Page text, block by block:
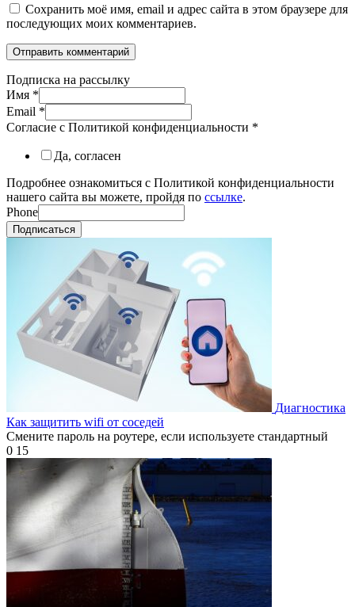
Сохранить моё имя, email и адрес сайта в этом браузере для
последующих моих комментариев.
Подписка на рассылку
Имя *
Email *
Согласие с Политикой конфиденциальности *
Да, согласен
Подробнее ознакомиться с Политикой конфиденциальности
нашего сайта вы можете, пройдя по ссылке.
Phone
Подписаться
Диагностика
Как защитить wifi от соседей
Смените пароль на роутере, если используете стандартный
0 15